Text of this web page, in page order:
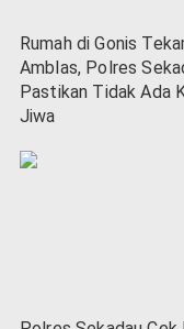
Rumah di Gonis
Amblas, Polres
Pastikan Tidak Ada
Jiwa